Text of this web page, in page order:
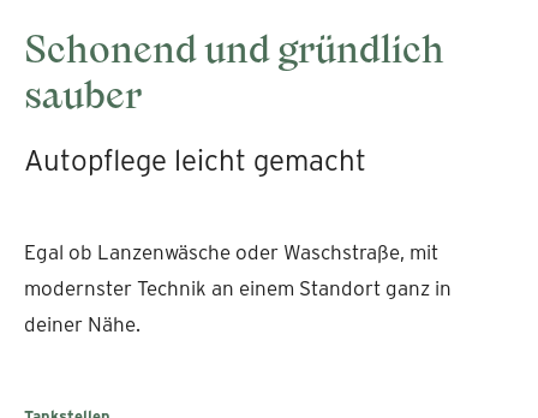
Schonend und gründlich
sauber
Autopflege leicht gemacht
Egal ob Lanzenwäsche oder Waschstraße, mit
modernster Technik an einem Standort ganz in
deiner Nähe.